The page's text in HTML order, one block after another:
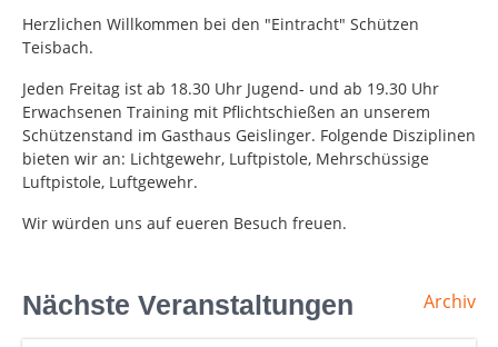
Herzlichen Willkommen bei den "Eintracht" Schützen
Teisbach.
Jeden Freitag ist ab 18.30 Uhr Jugend- und ab 19.30 Uhr
Erwachsenen Training mit Pflichtschießen an unserem
Schützenstand im Gasthaus Geislinger. Folgende Disziplinen
bieten wir an: Lichtgewehr, Luftpistole, Mehrschüssige
Luftpistole, Luftgewehr.
Wir würden uns auf eueren Besuch freuen.
Nächste Veranstaltungen Archiv